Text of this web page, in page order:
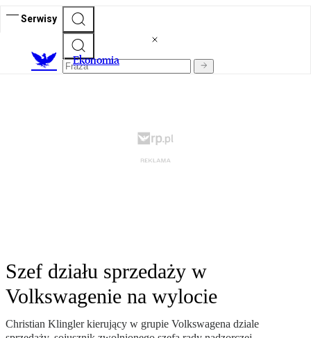
Serwisy
Ekonomia
Szef działu sprzedaży w
Volkswagenie na wylocie
Christian Klingler kierujący w grupie Volkswagena dziale